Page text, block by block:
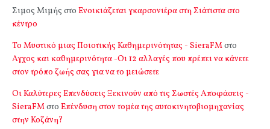
Σιμος Μιμής στο Ενοικιάζεται γκαρσονιέρα στη Σιάτιστα στο
κέντρο
Το Μυστικό μιας Ποιοτικής Καθημερινότητας - SieraFMστο
Αγχος και καθημερινότητα -Οι 12 αλλαγές που πρέπει να κάνετε
στον τρόπο ζωής σας για να το μειώσετε
Οι Καλύτερες Επενδύσεις Ξεκινούν από τις Σωστές Αποφάσεις -
SieraFMστο Επένδυση στον τομέα της αυτοκινητοβιομηχανίας
στην Κοζάνη?